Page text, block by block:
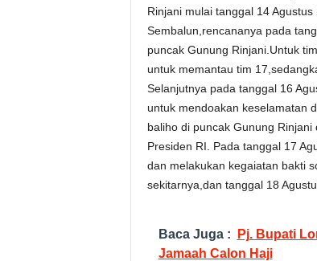
Rinjani mulai tanggal 14
Sembalun,rencananya pada
puncak Gunung Rinjani.Untuk
untuk memantau tim
Selanjutnya pada tanggal 16
untuk mendoakan keselamatan
baliho di puncak Gunung
Presiden RI. Pada tanggal 17
dan melakukan kegaiatan bakti
sekitarnya,dan tanggal 18
Baca Juga :
Pj. Bupati
Jamaah Calon Haji